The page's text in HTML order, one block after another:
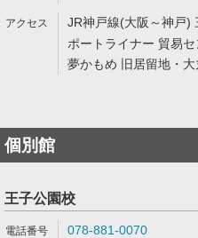
JR神戸線(大阪～神戸)
ポートライナー 貿易
夢かもめ 旧居留地・
個別館
王子公園校
078-881-0070